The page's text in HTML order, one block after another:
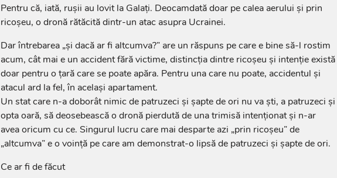
Pentru că, iată, rușii au lovit la Galați. Deocamdată doar pe calea aerului și prin
ricoșeu, o dronă rătăcită dintr-un atac asupra Ucrainei.
Dar întrebarea „și dacă ar fi altcumva?” are un răspuns pe care e bine să-l rostim
acum, cât mai e un accident fără victime, distincția dintre ricoșeu și intenție există
doar pentru o țară care se poate apăra. Pentru una care nu poate, accidentul și
atacul ard la fel, în același apartament.
Un stat care n-a doborât nimic de patruzeci și șapte de ori nu va ști, a patruzeci și
opta oară, să deosebească o dronă pierdută de una trimisă intenționat și n-ar
avea oricum cu ce. Singurul lucru care mai desparte azi „prin ricoșeu” de
„altcumva” e o voință pe care am demonstrat-o lipsă de patruzeci și șapte de ori.
Ce ar fi de făcut